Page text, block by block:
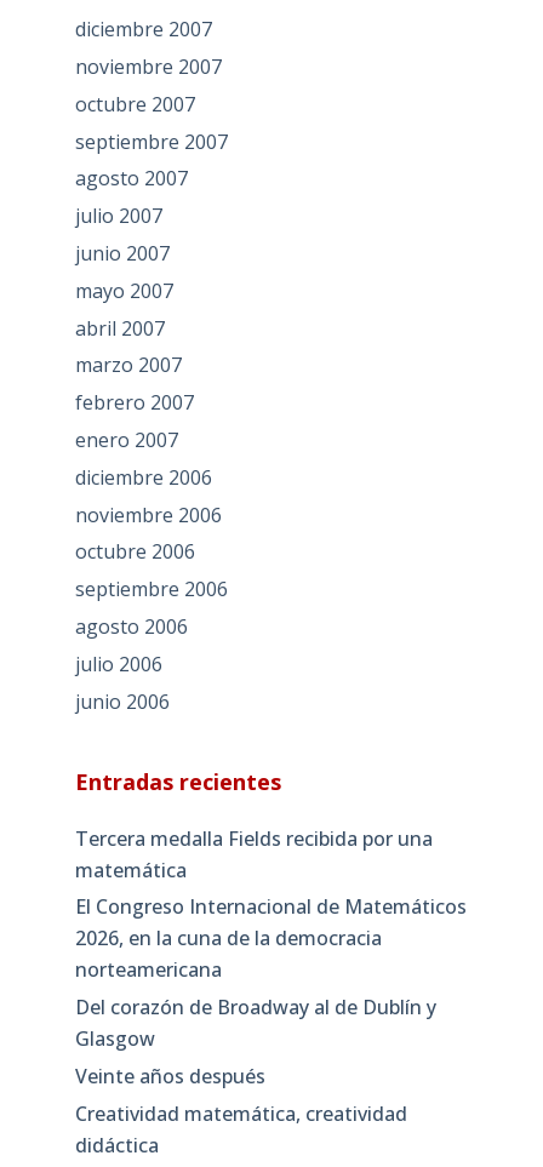
diciembre 2007
noviembre 2007
octubre 2007
septiembre 2007
agosto 2007
julio 2007
junio 2007
mayo 2007
abril 2007
marzo 2007
febrero 2007
enero 2007
diciembre 2006
noviembre 2006
octubre 2006
septiembre 2006
agosto 2006
julio 2006
junio 2006
Entradas recientes
Tercera medalla Fields recibida por una
matemática
El Congreso Internacional de Matemáticos
2026, en la cuna de la democracia
norteamericana
Del corazón de Broadway al de Dublín y
Glasgow
Veinte años después
Creatividad matemática, creatividad
didáctica